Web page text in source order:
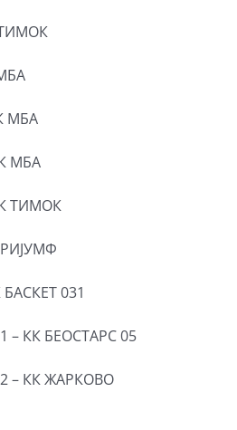
МБА
МБА
ТИМОК
031
– КК БЕОСТАРС 05
– КК ЖАРКОВО